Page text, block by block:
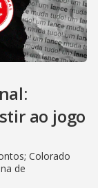
ao jogo
Colorado
de